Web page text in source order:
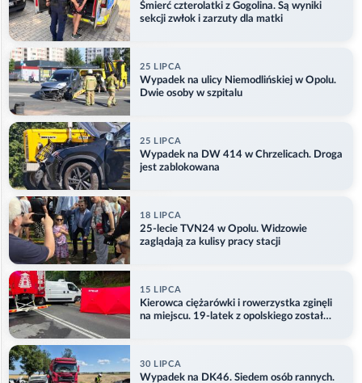
Śmierć czterolatki z Gogolina. Są wyniki
sekcji zwłok i zarzuty dla matki
25 LIPCA
Wypadek na ulicy Niemodlińskiej w Opolu.
Dwie osoby w szpitalu
25 LIPCA
Wypadek na DW 414 w Chrzelicach. Droga
jest zablokowana
18 LIPCA
25-lecie TVN24 w Opolu. Widzowie
zaglądają za kulisy pracy stacji
15 LIPCA
Kierowca ciężarówki i rowerzystka zginęli
na miejscu. 19-latek z opolskiego został
30 LIPCA
Wypadek na DK46. Siedem osób rannych.